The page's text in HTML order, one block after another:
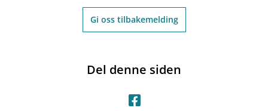
Gi oss tilbakemelding
Del denne siden